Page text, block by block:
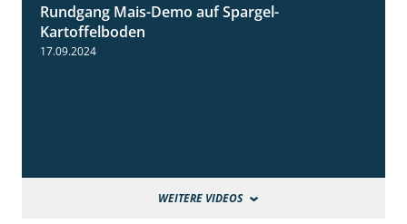
Rundgang Mais-Demo auf Spargel-
Kartoffelboden
17.09.2024
WEITERE VIDEOS